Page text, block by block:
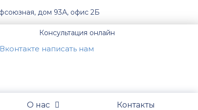
дом 93А, офис 2Б
Консультация онлайн
О нас Контакты